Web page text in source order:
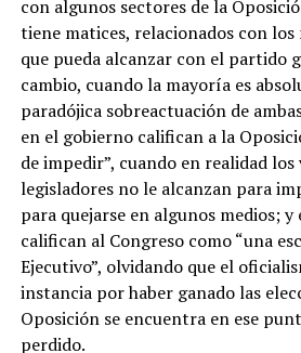
con algunos sectores de la
tiene matices, relacionados con los
que pueda alcanzar con el partido
cambio, cuando la mayoría es
paradójica sobreactuación de
en el gobierno califican a la
de impedir”, cuando en realidad los
legisladores no le alcanzan para
para quejarse en algunos medios;
califican al Congreso como “una
Ejecutivo”, olvidando que el
instancia por haber ganado las
Oposición se encuentra en ese
perdido.